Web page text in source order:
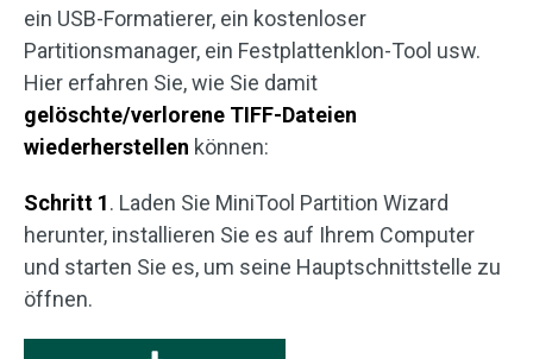
ein USB-Formatierer, ein kostenloser
Partitionsmanager, ein Festplattenklon-Tool usw.
Hier erfahren Sie, wie Sie damit
gelöschte/verlorene TIFF-Dateien
wiederherstellen können:
Schritt 1. Laden Sie MiniTool Partition Wizard
herunter, installieren Sie es auf Ihrem Computer
und starten Sie es, um seine Hauptschnittstelle zu
öffnen.